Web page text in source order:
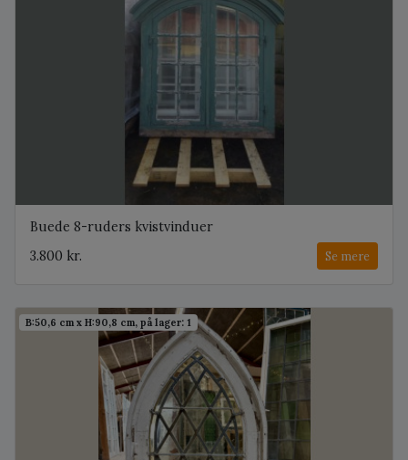
Buede 8-ruders kvistvinduer
3.800 kr.
Se mere
B:50,6 cm x H:90,8 cm, på lager: 1